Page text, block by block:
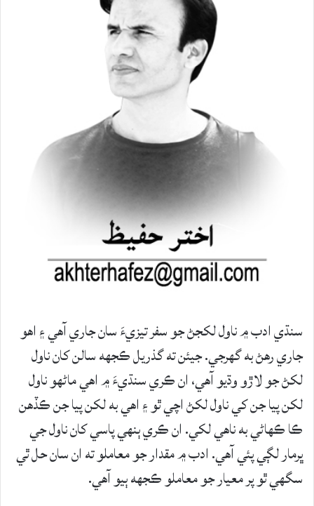
سنڌي ادب ۾ ناول لکجڻ جو سفر تيزيءَ سان جاري آهي ۽ اهو
جاري رهڻ به گهرجي. جيئن ته گذريل ڪجهه سالن کان ناول
لکڻ جو لاڙو وڌيو آهي، ان ڪري سنڌيءَ ۾ اهي ماڻهو ناول
لکن پيا جن کي ناول لکڻ اچي ٿو ۽ اهي به لکن پيا جن ڪڏهن
ڪا ڪهاڻي به ناهي لکي. ان ڪري ٻنهي پاسي کان ناول جي
ڀرمار لڳي پئي آهي. ادب ۾ مقدار جو معاملو ته ان سان حل ٿي
سگهي ٿو پر معيار جو معاملو ڪجهه ٻيو آهي.